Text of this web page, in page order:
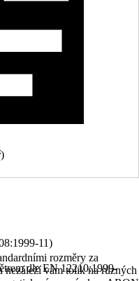
11)
dle EN 12210:1999-
rozměry za
nezáleží vám tolik na různých